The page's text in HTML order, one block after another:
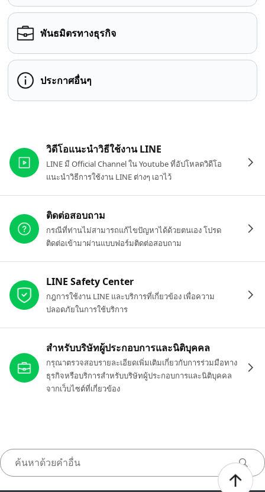
พันธมิตรทางธุรกิจ
ประกาศอื่นๆ
วิดีโอแนะนำวิธีใช้งาน LINE
LINE มี Official Channel ใน Youtube ที่อัปโหลดวิดีโอ
แนะนำวิธีการใช้งาน LINE ต่างๆ เอาไว้
ติดต่อสอบถาม
กรณีที่ท่านไม่สามารถแก้ไขปัญหาได้ด้วยตนเอง โปรด
ติดต่อเข้ามาผ่านแบบฟอร์มติดต่อสอบถาม
LINE Safety Center
กฎการใช้งาน LINE และบริการที่เกี่ยวข้อง เพื่อความ
ปลอดภัยในการใช้บริการ
สำหรับบริษัทผู้ประกอบการและนิติบุคคล
กรุณาตรวจสอบรายละเอียดเพิ่มเติมเกี่ยวกับการร่วมมือทาง
ธุรกิจหรือบริการสำหรับบริษัทผู้ประกอบการและนิติบุคคล
จากเว็บไซต์ที่เกี่ยวข้อง